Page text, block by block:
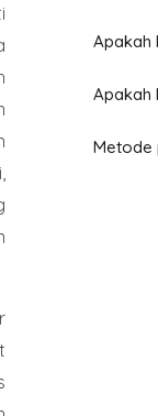
Apakah
Apakah
Metode